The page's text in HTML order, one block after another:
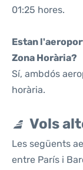
01:25 hores.
Estan
Zona Horària?
Sí, ambdós
horària.
Vols
Les següents
entre París i